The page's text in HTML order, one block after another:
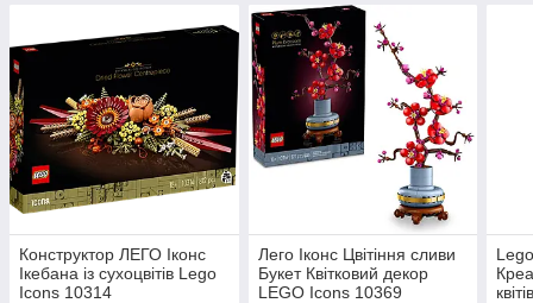
Конструктор ЛЕГО Іконс
Ікебана із сухоцвітів Lego
Icons 10314
Лего Іконс Цвітіння сливи
Букет Квітковий декор
LEGO Icons 10369